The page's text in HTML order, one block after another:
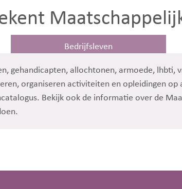
Bedrijfsleven
gehandicapten, allochtonen, armoede,
organiseren activiteiten en opleidingen
Bekijk ook de informatie over de